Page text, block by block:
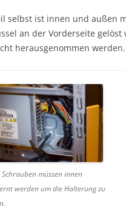
selbst ist innen und außen
an der Vorderseite
herausgenommen werden.
müssen innen
werden um die Halterung zu